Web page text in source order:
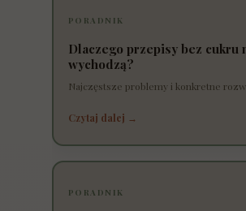
PORADNIK
Dlaczego przepisy bez cukru
wychodzą?
Najczęstsze problemy i konkretne
Czytaj dalej →
PORADNIK